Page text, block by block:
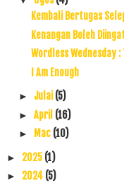
Kembali Bertugas
Kenangan Boleh
Wordless Wednesday :
I Am Enough
► Julai(5)
► April (16)
► Mac (10)
► 2025 (1)
► 2024 (5)